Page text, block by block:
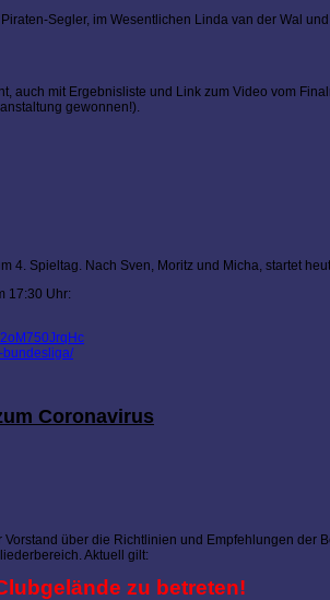
Segler, im Wesentlichen Linda van der Wal
auch mit Ergebnisliste und Link zum Video vom
gewonnen!).
4. Spieltag. Nach Sven, Moritz und Micha, startet
17:30 Uhr:
bundesliga/
Coronavirus
über die Richtlinien und Empfehlungen der
Aktuell gilt:
zu betreten!